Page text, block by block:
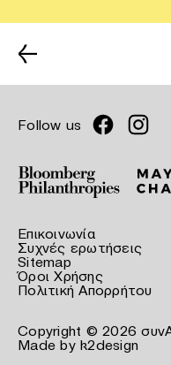
←
Follow us
Επικοινωνία
Συχνές ερωτήσεις
Sitemap
Όροι Χρήσης
Πολιτική Απορρήτου
Copyright © 2026
Made by k2design